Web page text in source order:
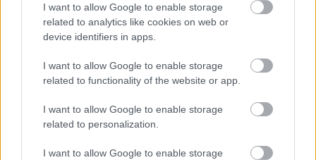
I want to allow Google to enable storage
related to analytics like cookies on web or
device identifiers in apps.
I want to allow Google to enable storage
related to functionality of the website or app.
I want to allow Google to enable storage
related to personalization.
I want to allow Google to enable storage